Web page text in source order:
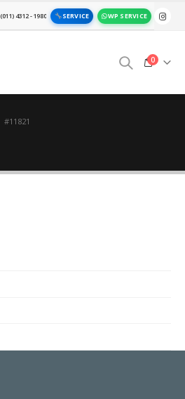
(011) 4312 - 1980 SERVICE WP SERVICE
0
#11821